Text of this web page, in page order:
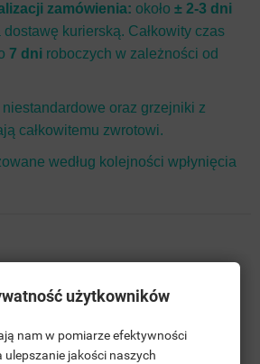
zamówienia: około ± 2-3 dni
dostawę kurierską. Całkowity czas
7 dni roboczych w zależności od
oraz grzejniki z
całkowitemu zwrotowi.
według kolejności wpłynięcia
użytkowników
nam w pomiarze efektywności
ulepszanie jakości naszych